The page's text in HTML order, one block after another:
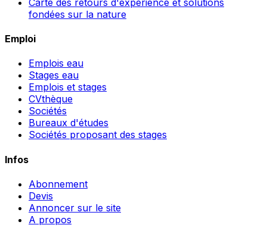
fondées sur la nature
Emploi
Emplois eau
Stages eau
Emplois et stages
CVthèque
Sociétés
Bureaux d'études
Sociétés proposant des stages
Infos
Abonnement
Devis
Annoncer sur le site
A propos